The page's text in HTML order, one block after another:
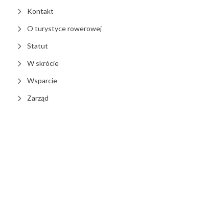
Kontakt
O turystyce rowerowej
Statut
W skrócie
Wsparcie
Zarząd